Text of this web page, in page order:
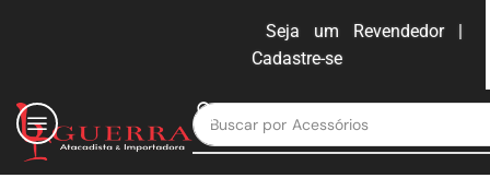
Seja um Revendedor |
Cadastre-se
Buscar por Moveis para escritório